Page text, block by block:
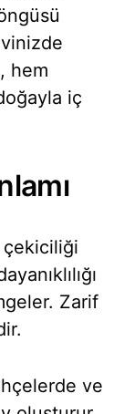
hem
iç
Zarif
ve